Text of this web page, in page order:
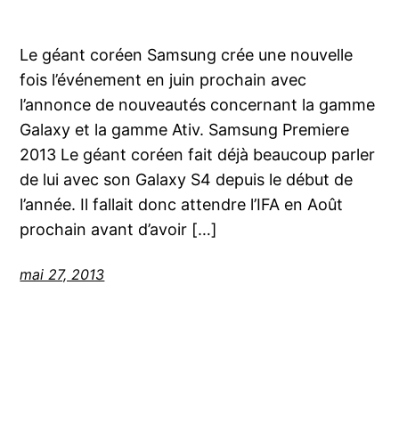
Le géant coréen Samsung crée une nouvelle
fois l’événement en juin prochain avec
l’annonce de nouveautés concernant la gamme
Galaxy et la gamme Ativ. Samsung Premiere
2013 Le géant coréen fait déjà beaucoup parler
de lui avec son Galaxy S4 depuis le début de
l’année. Il fallait donc attendre l’IFA en Août
prochain avant d’avoir […]
mai 27, 2013